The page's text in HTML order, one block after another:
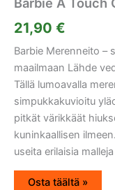
21,90 €
Barbie Merenneito –
maailmaan Lähde
Tällä lumoavalla
simpukkakuvioitu
pitkät värikkäät
kuninkaallisen
useita erilaisia
Osta täältä »